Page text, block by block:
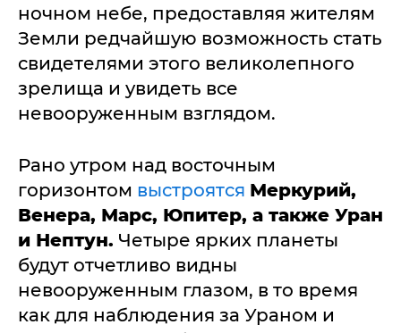
ночном небе, предоставляя жителям
Земли редчайшую возможность стать
свидетелями этого великолепного
зрелища и увидеть все
невооруженным взглядом.
Рано утром над восточным
горизонтом выстроятся Меркурий,
Венера, Марс, Юпитер, а также Уран
и Нептун. Четыре ярких планеты
будут отчетливо видны
невооруженным глазом, в то время
как для наблюдения за Ураном и